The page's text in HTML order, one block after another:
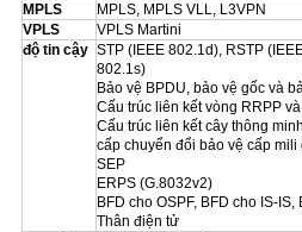
MPLS
MPLS, MPLS VLL, L3VPN
VPLS
VPLS Martini
độ tin cậy STP (IEEE 802.1d), RSTP
802.1s)
Bảo vệ BPDU, bảo vệ gốc và
Cấu trúc liên kết vòng RRPP
Cấu trúc liên kết cây thông
cấp chuyển đổi bảo vệ cấp mili
SEP
ERPS (G.8032v2)
BFD cho OSPF, BFD cho IS-
Thân điện tử